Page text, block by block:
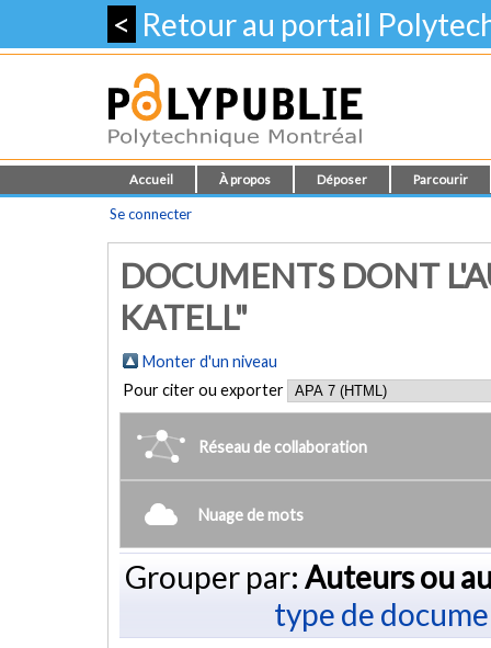
< Retour au portail
Accueil À propos Déposer Parcourir
Se connecter
DOCUMENTS DONT
KATELL"
Monter d'un niveau
Pour citer ou exporter
Réseau de collaboration
Nuage de mots
Grouper par: Auteurs ou
type de